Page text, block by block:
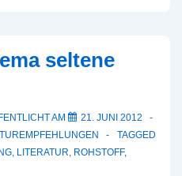
seltene
AM
21. JUNI 2012
TAGGED
, LITERATUR, ROHSTOFF,